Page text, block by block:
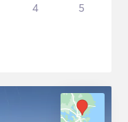
4 5